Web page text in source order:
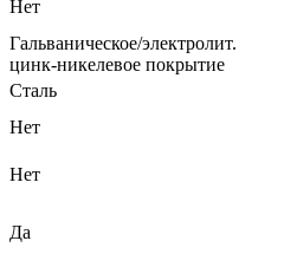
Нет
Гальваническое/электролит.
цинк-никелевое покрытие
Сталь
Нет
Нет
Да